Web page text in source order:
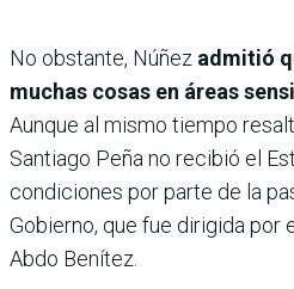
No obstante, Núñez admitió
muchas cosas en áreas
Aunque al mismo tiempo
Santiago Peña no recibió el
condiciones por parte de la
Gobierno, que fue dirigida por
Abdo Benítez.